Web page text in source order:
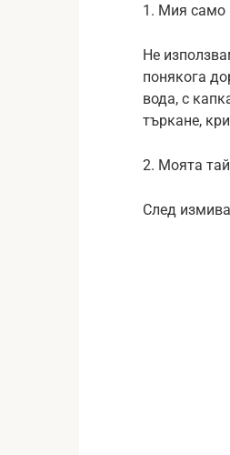
1. Мия само
Не
понякога
вода, с
търкане,
2. Моята
След